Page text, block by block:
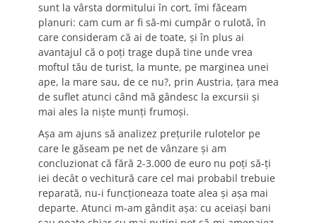
sunt la vârsta dormitului în cort, îmi făceam
planuri: cam cum ar fi să-mi cumpăr o rulotă, în
care consideram că ai de toate, şi în plus ai
avantajul că o poţi trage după tine unde vrea
moftul tău de turist, la munte, pe marginea unei
ape, la mare sau, de ce nu?, prin Austria, ţara mea
de suflet atunci când mă gândesc la excursii şi
mai ales la nişte munţi frumoşi.
Aşa am ajuns să analizez preţurile rulotelor pe
care le găseam pe net de vânzare şi am
concluzionat că fără 2-3.000 de euro nu poţi să-ţi
iei decât o vechitură care cel mai probabil trebuie
reparată, nu-i funcţioneaza toate alea şi aşa mai
departe. Atunci m-am gândit aşa: cu aceiaşi bani